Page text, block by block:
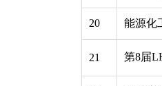
20 能源化
21 第8届